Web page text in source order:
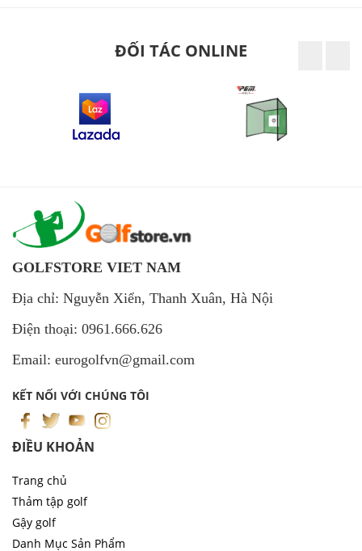
ĐỐI TÁC ONLINE
GOLFSTORE VIET NAM
Địa chỉ: Nguyễn Xiển, Thanh Xuân, Hà Nội
Điện thoại: 0961.666.626
Email: eurogolfvn@gmail.com
KẾT NỐI VỚI CHÚNG TÔI
ĐIỀU KHOẢN
Trang chủ
Thảm tập golf
Gậy golf
Danh Mục Sản Phẩm